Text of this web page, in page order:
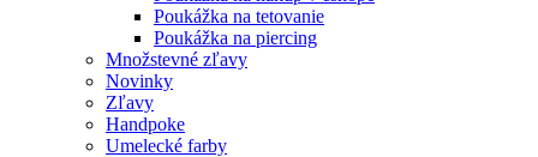
Poukážka na tetovanie
Poukážka na piercing
Množstevné zľavy
Novinky
Zľavy
Handpoke
Umelecké farby